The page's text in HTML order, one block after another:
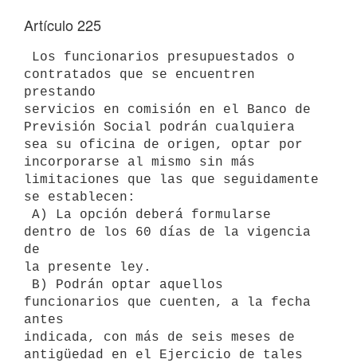
Artículo 225
contratados que se encuentren
prestando
servicios en comisión en el Banco de
Previsión Social podrán cualquiera
sea su oficina de origen, optar por
incorporarse al mismo sin más
limitaciones que las que seguidamente
se establecen:
dentro de los 60 días de la vigencia
de
la presente ley.
funcionarios que cuenten, a la fecha
antes
indicada, con más de seis meses de
antigüedad en el Ejercicio de tales